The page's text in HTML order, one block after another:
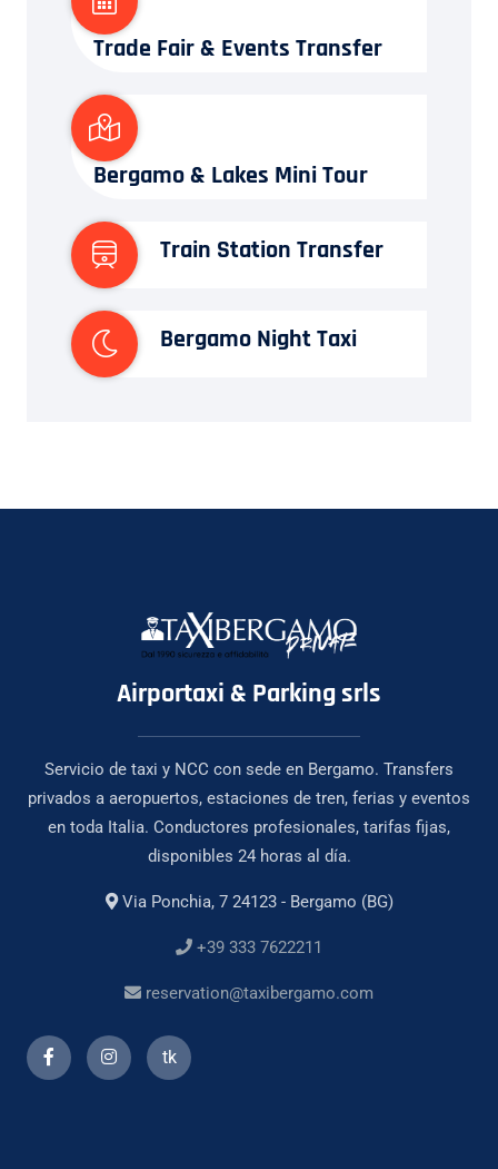
Trade Fair & Events Transfer
Bergamo & Lakes Mini Tour
Train Station Transfer
Bergamo Night Taxi
Airportaxi & Parking srls
Servicio de taxi y NCC con sede en Bergamo. Transfers
privados a aeropuertos, estaciones de tren, ferias y eventos
en toda Italia. Conductores profesionales, tarifas fijas,
disponibles 24 horas al día.
Via Ponchia, 7 24123 - Bergamo (BG)
+39 333 7622211
reservation@taxibergamo.com
tk